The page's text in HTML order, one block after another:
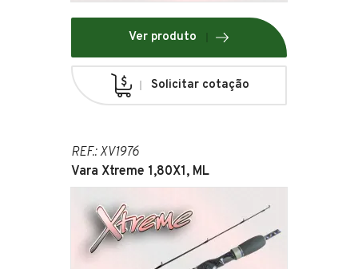
Ver produto
Solicitar cotação
REF.: XV1976
Vara Xtreme 1,80X1, ML